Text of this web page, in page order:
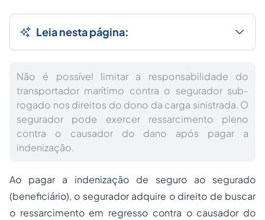
Leia nesta página:
Não é possível limitar a responsabilidade do
transportador marítimo contra o segurador sub-
rogado nos direitos do dono da carga sinistrada. O
segurador pode exercer ressarcimento pleno
contra o causador do dano após pagar a
indenização.
Ao pagar a indenização de seguro ao segurado
(beneficiário), o segurador adquire o direito de buscar
o ressarcimento em regresso contra o causador do